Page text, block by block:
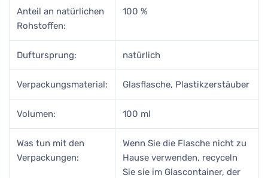
Anteil an natürlichen
Rohstoffen:
100 %
Duftursprung: natürlich
Verpackungsmaterial: Glasflasche, Plastikzerstäuber
Volumen: 100 ml
Was tun mit den
Verpackungen:
Wenn Sie die Flasche nicht zu
Hause verwenden, recyceln
Sie sie im Glascontainer, der